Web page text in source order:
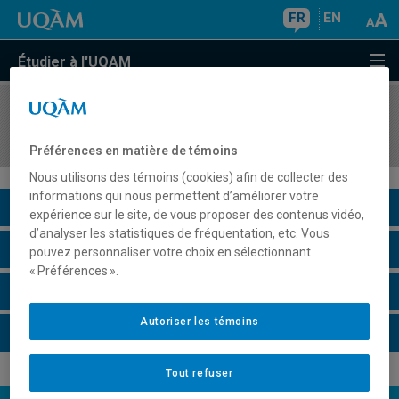
FR EN
Étudier à l'UQAM
COURS//
Description du cours
Horaire - Été 2026
Préférences en matière de témoins
Nous utilisons des témoins (cookies) afin de collecter des
informations qui nous permettent d’améliorer votre
expérience sur le site, de vous proposer des contenus vidéo,
d’analyser les statistiques de fréquentation, etc. Vous
pouvez personnaliser votre choix en sélectionnant
« Préférences ».
Tout refuser
Autoriser les témoins